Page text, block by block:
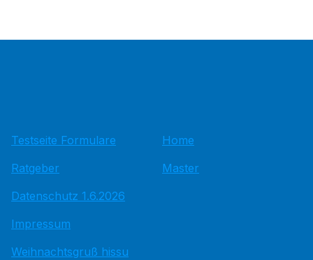
Testseite Formulare
Ratgeber
Datenschutz 1.6.2026
Impressum
Weihnachtsgruß hissu
Home
Master